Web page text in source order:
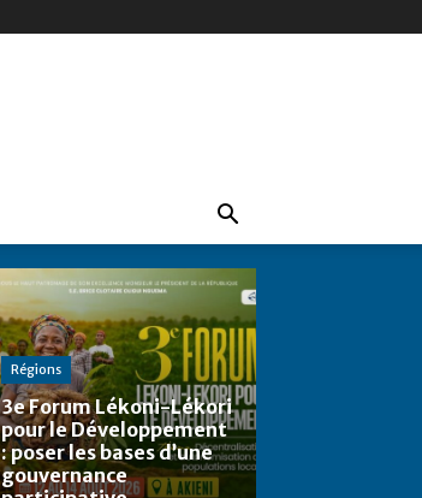
Régions
3e Forum Lékoni-Lékori
pour le Développement
: poser les bases d’une
gouvernance